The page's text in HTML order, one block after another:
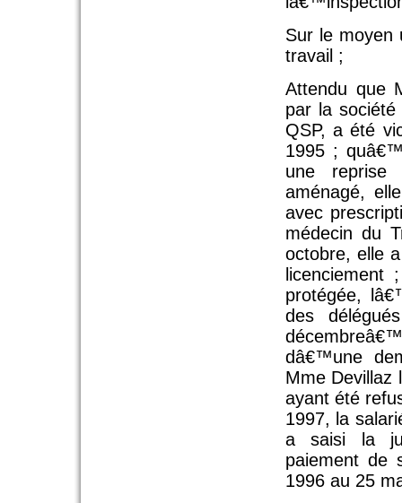
Sur le moyen
travail ;
Attendu que
par la
QSP, a été
1995 ;
une reprise
aménagé,
avec
médecin du
octobre, elle
protégée,
des
dâ€™une
Mme Devillaz
ayant été
1997, la
a saisi la
paiement de
1996 au 25